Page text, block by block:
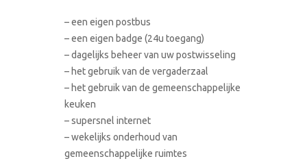
– een eigen postbus
– een eigen badge (24u toegang)
– dagelijks beheer van uw postwisseling
– het gebruik van de vergaderzaal
– het gebruik van de gemeenschappelijke
keuken
– supersnel internet
– wekelijks onderhoud van
gemeenschappelijke ruimtes